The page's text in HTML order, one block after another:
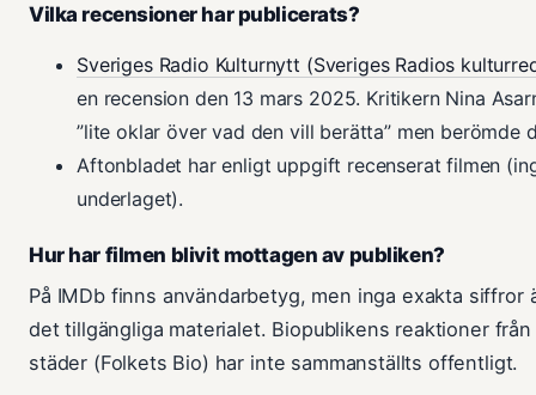
Vilka recensioner har publicerats?
Sveriges Radio Kulturnytt (Sveriges Radios
en recension den 13 mars 2025. Kritikern Nina
”lite oklar över vad den vill berätta” men berömde
Aftonbladet har enligt uppgift recenserat filmen
underlaget).
Hur har filmen blivit mottagen av publiken?
På IMDb finns användarbetyg, men inga exakta siffror
det tillgängliga materialet. Biopublikens reaktioner
städer (Folkets Bio) har inte sammanställts offentligt.